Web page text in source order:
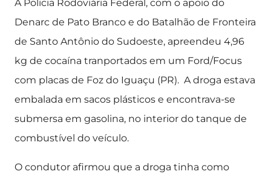
A Policia Rodoviária Federal, com o apoio do
Denarc de Pato Branco e do Batalhão de Fronteira
de Santo Antônio do Sudoeste, apreendeu 4,96
kg de cocaína tranportados em um Ford/Focus
com placas de Foz do Iguaçu (PR). A droga estava
embalada em sacos plásticos e encontrava-se
submersa em gasolina, no interior do tanque de
combustível do veículo.
O condutor afirmou que a droga tinha como